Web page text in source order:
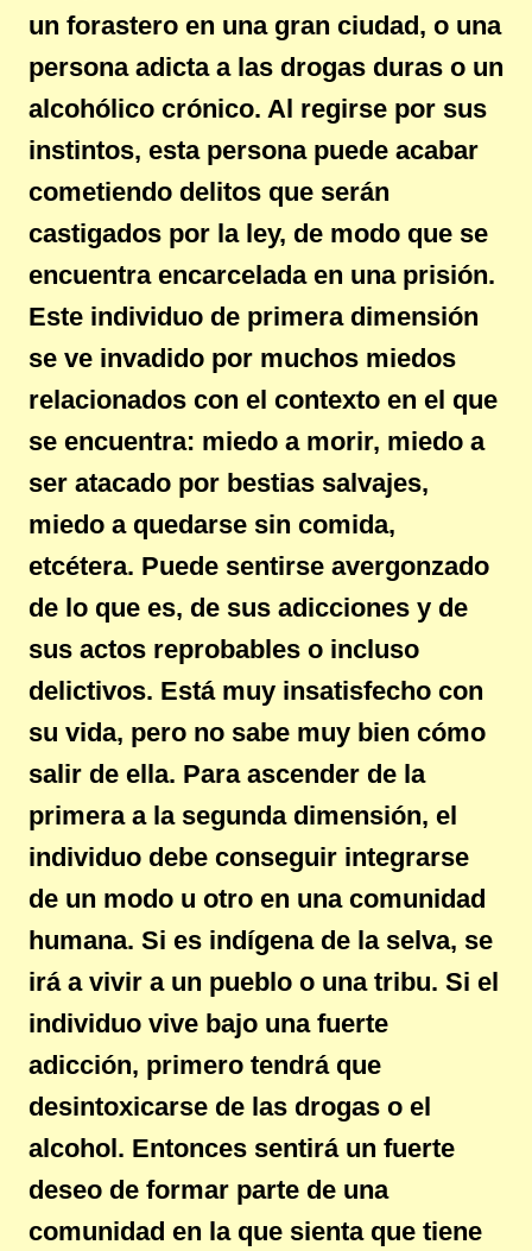
un forastero en una gran ciudad, o una
persona adicta a las drogas duras o un
alcohólico crónico. Al regirse por sus
instintos, esta persona puede acabar
cometiendo delitos que serán
castigados por la ley, de modo que se
encuentra encarcelada en una prisión.
Este individuo de primera dimensión
se ve invadido por muchos miedos
relacionados con el contexto en el que
se encuentra: miedo a morir, miedo a
ser atacado por bestias salvajes,
miedo a quedarse sin comida,
etcétera. Puede sentirse avergonzado
de lo que es, de sus adicciones y de
sus actos reprobables o incluso
delictivos. Está muy insatisfecho con
su vida, pero no sabe muy bien cómo
salir de ella. Para ascender de la
primera a la segunda dimensión, el
individuo debe conseguir integrarse
de un modo u otro en una comunidad
humana. Si es indígena de la selva, se
irá a vivir a un pueblo o una tribu. Si el
individuo vive bajo una fuerte
adicción, primero tendrá que
desintoxicarse de las drogas o el
alcohol. Entonces sentirá un fuerte
deseo de formar parte de una
comunidad en la que sienta que tiene